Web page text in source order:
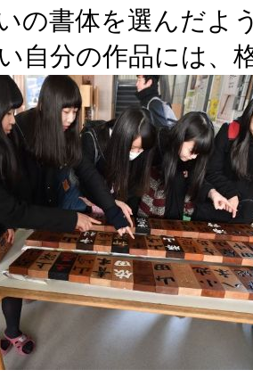
の書体を選んだよ
自分の作品には、